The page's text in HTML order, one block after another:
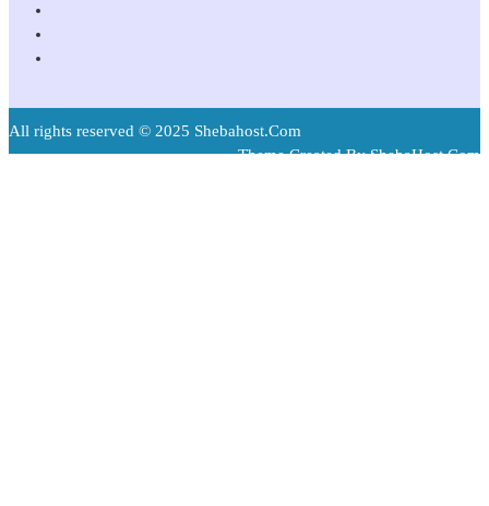
All rights reserved © 2025 Shebahost.Com
Theme Created By ShebaHost.Com